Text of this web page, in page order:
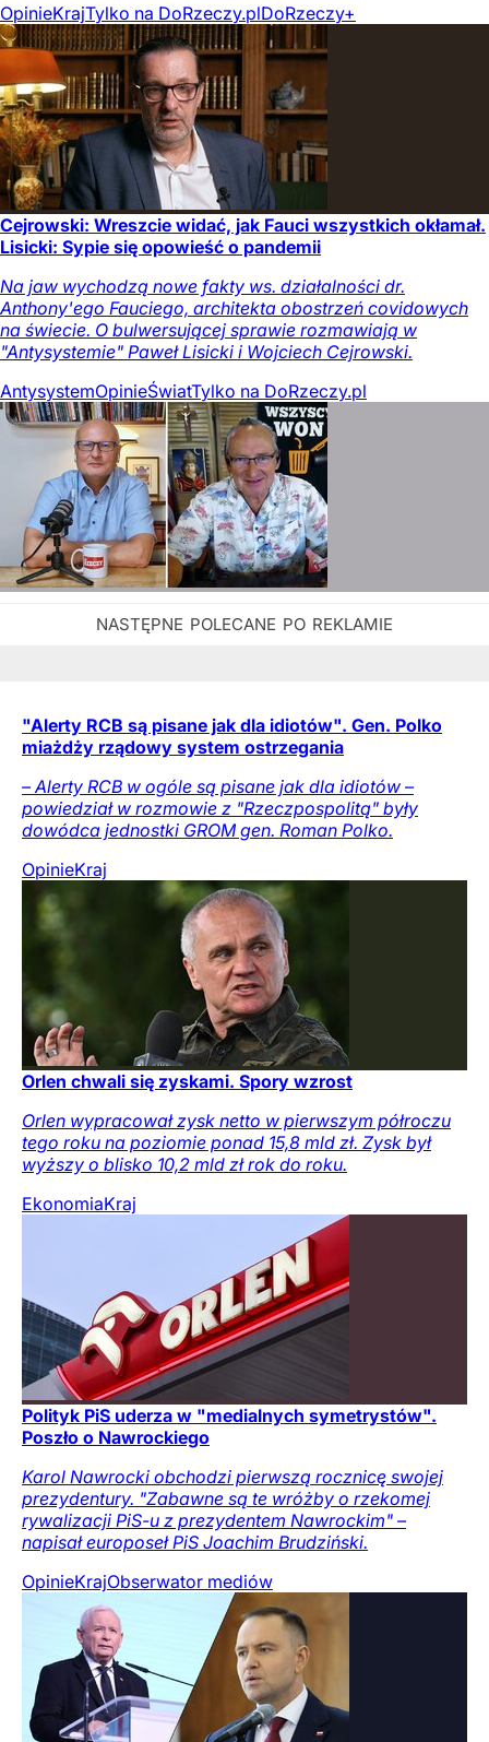
OpinieKrajTylko na DoRzeczy.plDoRzeczy+
Cejrowski: Wreszcie widać, jak Fauci wszystkich okłamał.
Lisicki: Sypie się opowieść o pandemii
Na jaw wychodzą nowe fakty ws. działalności dr.
Anthony'ego Fauciego, architekta obostrzeń covidowych
na świecie. O bulwersującej sprawie rozmawiają w
"Antysystemie" Paweł Lisicki i Wojciech Cejrowski.
AntysystemOpinieŚwiatTylko na DoRzeczy.pl
"Alerty RCB są pisane jak dla idiotów". Gen. Polko
miażdży rządowy system ostrzegania
– Alerty RCB w ogóle są pisane jak dla idiotów –
powiedział w rozmowie z "Rzeczpospolitą" były
dowódca jednostki GROM gen. Roman Polko.
OpinieKraj
Orlen chwali się zyskami. Spory wzrost
Orlen wypracował zysk netto w pierwszym półroczu
tego roku na poziomie ponad 15,8 mld zł. Zysk był
wyższy o blisko 10,2 mld zł rok do roku.
EkonomiaKraj
Polityk PiS uderza w "medialnych symetrystów".
Poszło o Nawrockiego
Karol Nawrocki obchodzi pierwszą rocznicę swojej
prezydentury. "Zabawne są te wróżby o rzekomej
rywalizacji PiS-u z prezydentem Nawrockim" –
napisał europoseł PiS Joachim Brudziński.
OpinieKrajObserwator mediów